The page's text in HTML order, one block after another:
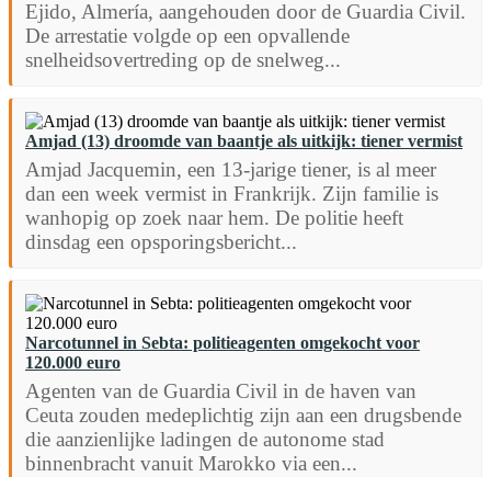
Ejido, Almería, aangehouden door de Guardia Civil.
De arrestatie volgde op een opvallende
snelheidsovertreding op de snelweg...
Amjad (13) droomde van baantje als uitkijk: tiener vermist
Amjad Jacquemin, een 13-jarige tiener, is al meer
dan een week vermist in Frankrijk. Zijn familie is
wanhopig op zoek naar hem. De politie heeft
dinsdag een opsporingsbericht...
Narcotunnel in Sebta: politieagenten omgekocht voor
120.000 euro
Agenten van de Guardia Civil in de haven van
Ceuta zouden medeplichtig zijn aan een drugsbende
die aanzienlijke ladingen de autonome stad
binnenbracht vanuit Marokko via een...